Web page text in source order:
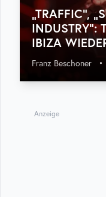
„TRAFFIC“,
INDUSTRY“:
IBIZA
Franz Beschoner •
Anzeige